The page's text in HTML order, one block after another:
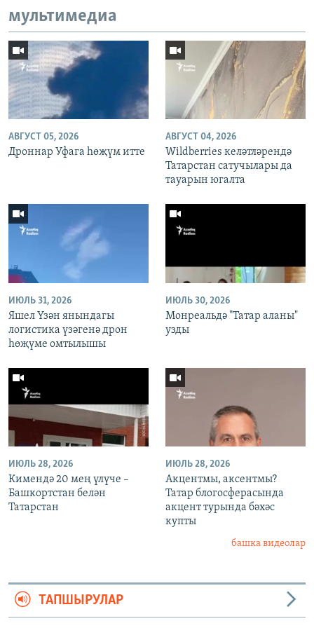
мультимедиа
АВГУСТ 05, 2026
Дроннар Уфага һөҗүм итте
АВГУСТ 04, 2026
Wildberries келәтләрендә
Татарстан сатучылары да
тауарын югалта
ИЮЛЬ 31, 2026
Яшел Үзән янындагы
логистика үзәгенә дрон
һөҗүме омтылышы
ИЮЛЬ 30, 2026
Монреальдә "Татар аланы"
узды
ИЮЛЬ 28, 2026
Кимендә 20 мең үлүче –
Башкортстан белән
Татарстан
ИЮЛЬ 28, 2026
Акцентмы, аксентмы?
Татар блогосферасында
акцент турында бәхәс
купты
башка видеолар
ТАПШЫРУЛАР